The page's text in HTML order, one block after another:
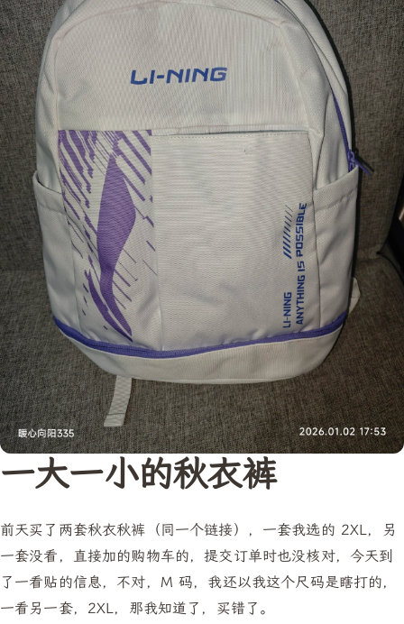
一大一小的秋衣裤
前天买了两套秋衣秋裤（同一个链接），一套我选的 2XL，另
一套没看，直接加的购物车的，提交订单时也没核对，今天到
了一看贴的信息，不对，M 码，我还以我这个尺码是瞎打的，
一看另一套，2XL，那我知道了，买错了。